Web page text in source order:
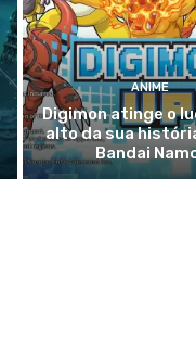
ANIME
Digimon atinge o
alto da sua
Bandai